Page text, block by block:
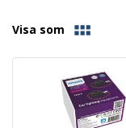
Visa som